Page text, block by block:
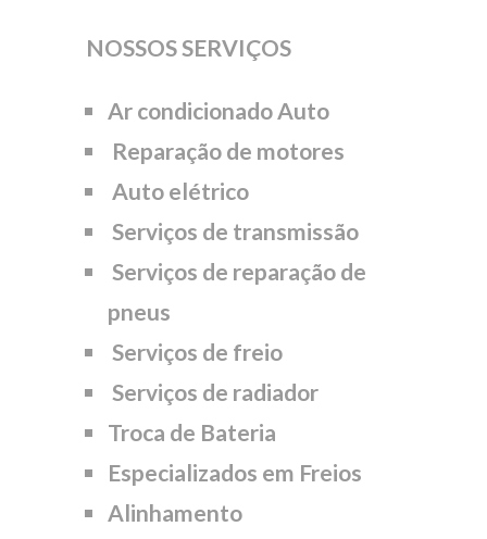
NOSSOS SERVIÇOS
Ar condicionado Auto
Reparação de motores
Auto elétrico
Serviços de transmissão
Serviços de reparação de
pneus
Serviços de freio
Serviços de radiador
Troca de Bateria
Especializados em Freios
Alinhamento